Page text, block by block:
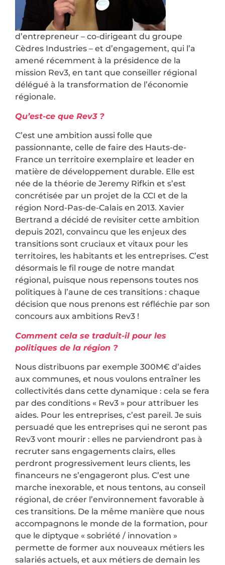
d’entrepreneur – co-dirigeant du groupe
Cèdres Industries – et d’engagement, qui l’a
amené récemment à la présidence de la
mission Rev3, en tant que conseiller régional
délégué à la transformation de l’économie
régionale.
Qu’est-ce que Rev3 ?
C’est une ambition aussi folle que
passionnante, celle de faire des Hauts-de-
France un territoire exemplaire et leader en
matière de développement durable. Elle est
née de la théorie de Jeremy Rifkin et s’est
concrétisée par un projet de la CCI et de la
région Nord-Pas-de-Calais en 2013. Xavier
Bertrand a décidé de revisiter cette ambition
depuis 2021, convaincu que les enjeux des
transitions sont cruciaux et vitaux pour les
territoires, les habitants et les entreprises. C’est
désormais le fil rouge de notre mandat
régional, puisque nous repensons toutes nos
politiques à l’aune de ces transitions : chaque
décision que nous prenons est réfléchie par son
concours aux ambitions Rev3 !
Comment cela se traduit-il pour les
politiques de la région ?
Nous distribuons par exemple 300M€ d’aides
aux communes, et nous voulons entraîner les
collectivités dans cette dynamique : cela se fera
par des conditions « Rev3 » pour attribuer les
aides. Pour les entreprises, c’est pareil. Je suis
persuadé que les entreprises qui ne seront pas
Rev3 vont mourir : elles ne parviendront pas à
recruter sans engagements clairs, elles
perdront progressivement leurs clients, les
financeurs ne s’engageront plus. C’est une
marche inexorable, et nous tentons, au conseil
régional, de créer l’environnement favorable à
ces transitions. De la même manière que nous
accompagnons le monde de la formation, pour
que le diptyque « sobriété / innovation »
permette de former aux nouveaux métiers les
salariés actuels, et aux métiers de demain les